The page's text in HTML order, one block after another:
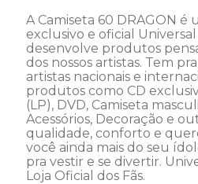
A Camiseta 60 DRAGON
exclusivo e oficial
desenvolve produtos
dos nossos artistas. Tem
artistas nacionais e
produtos como CD
(LP), DVD, Camiseta
Acessórios, Decoração e
qualidade, conforto e
você ainda mais do seu
pra vestir e se divertir.
Loja Oficial dos Fãs.